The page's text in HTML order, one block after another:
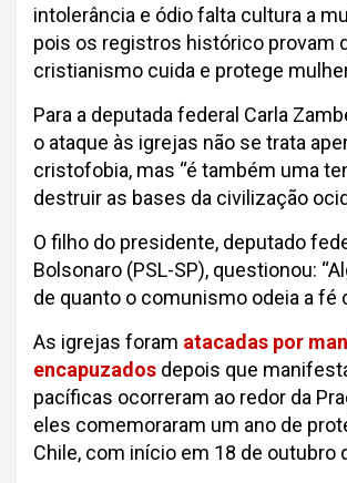
intolerância e ódio falta cultura a
pois os registros histórico provam
cristianismo cuida e protege
Para a deputada federal Carla
o ataque às igrejas não se trata
cristofobia, mas “é também uma
destruir as bases da civilização
O filho do presidente, deputado
Bolsonaro (PSL-SP), questionou:
de quanto o comunismo odeia a fé
As igrejas foram atacadas por
encapuzados depois que
pacíficas ocorreram ao redor da
eles comemoraram um ano de
Chile, com início em 18 de outubro